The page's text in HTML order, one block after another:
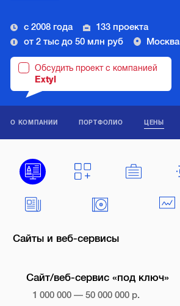
с 2008 года
133 проекта
от 2 тыс до 50 млн руб
Москва
Обсудить проект с компанией
Extyl
О КОМПАНИИ ПОРТФОЛИО ЦЕНЫ
Сайты и веб-сервисы
Сайт/веб-сервис «под ключ»
1 000 000 — 50 000 000 р.